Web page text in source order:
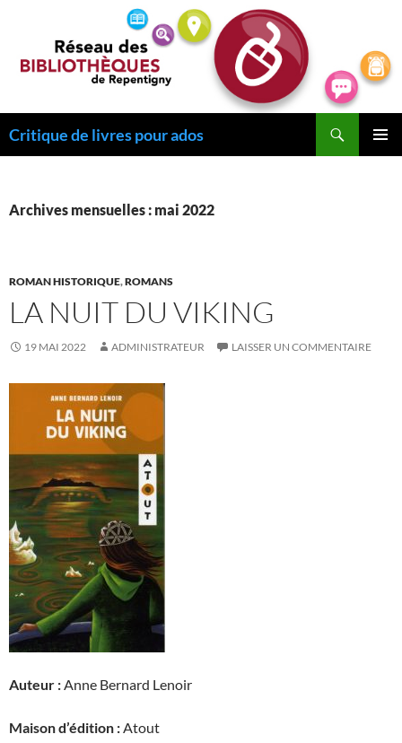
Critique de livres pour ados
Archives mensuelles : mai 2022
ROMAN HISTORIQUE,ROMANS
LA NUIT DU VIKING
19 MAI 2022 ADMINISTRATEUR LAISSER UN COMMENTAIRE
Auteur :Anne Bernard Lenoir
Maison d’édition :Atout